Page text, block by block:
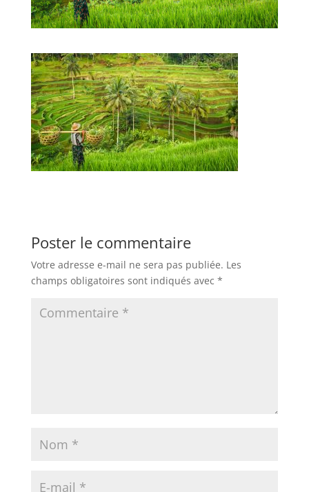
Poster le commentaire
Votre adresse e-mail ne sera pas publiée. Les
champs obligatoires sont indiqués avec *